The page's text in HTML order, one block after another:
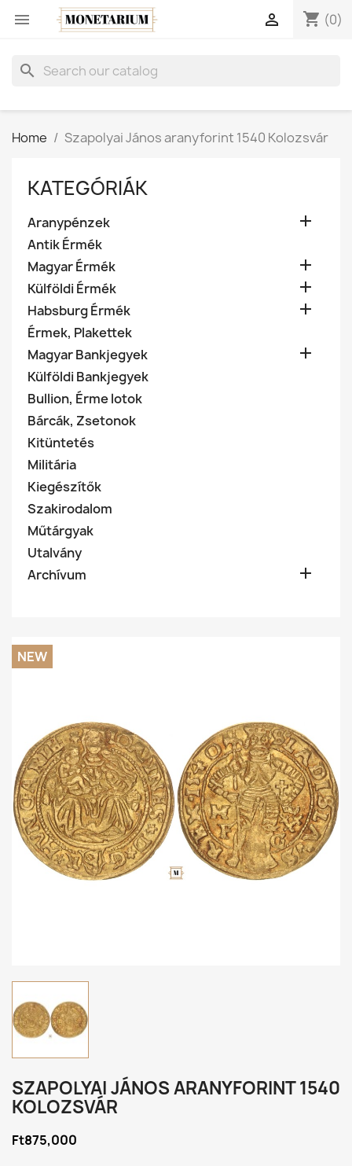
 shopping_cart (0)

search
Home Szapolyai János aranyforint 1540 Kolozsvár
KATEGÓRIÁK
Aranypénzek 
Antik Érmék
Magyar Érmék

Külföldi Érmék 
Habsburg Érmék 
Érmek, Plakettek
Magyar Bankjegyek

Külföldi Bankjegyek
Bullion, Érme lotok
Bárcák, Zsetonok
Kitüntetés
Militária
Kiegészítők
Szakirodalom
Műtárgyak
Utalvány
Archívum

NEW
SZAPOLYAI JÁNOS ARANYFORINT 1540
KOLOZSVÁR
Ft875,000